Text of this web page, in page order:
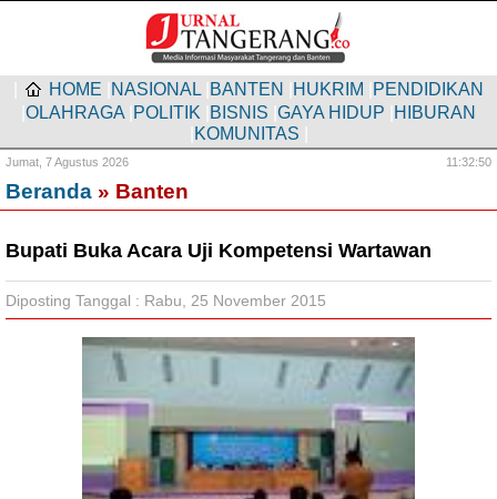
HOME NASIONAL BANTEN HUKRIM PENDIDIKAN
OLAHRAGA POLITIK BISNIS GAYA HIDUP HIBURAN
KOMUNITAS
Jumat, 7 Agustus 2026 11:32:50
Beranda » Banten
Bupati Buka Acara Uji Kompetensi Wartawan
Diposting Tanggal : Rabu, 25 November 2015